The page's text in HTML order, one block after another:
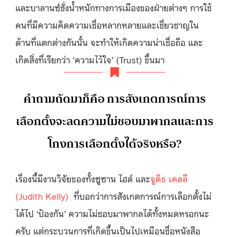
และบาลานซ์ชั่งน้ำหนักทางการเมืองของฝ่ายต่างๆ การใช้
คนที่มีความคิดความเชื่อหลากหลายและเชี่ยวชาญใน
ด้านที่แตกต่างกันนั้น จะทำให้เกิดความน่าเชื่อถือ และ
เกิดสิ่งที่เรียกว่า ‘ความไว้ใจ’ (Trust) ขึ้นมา
คำถามถัดมาก็คือ การสังเกตการณ์การ
เลือกตั้งจะลดความไม่ชอบมาพากลและการ
โกงการเลือกตั้งได้จริงหรือ?
เรื่องนี้มีงานวิจัยของทั้งซูซาน ไฮด์ และจูดิธ เคลลี
(Judith Kelly) ที่บอกว่าการสังเกตการณ์การเลือกตั้งไม่
ได้ไป ‘ป้องกัน’ ความไม่ชอบมาพากลได้ทั้งหมดหรอกนะ
ครับ แต่กระบวนการที่เกิดขึ้นเป็นไปเหมือนชื่อหนังสือ